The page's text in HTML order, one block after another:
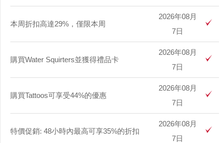
本周折扣高達29%，僅限本周
2026年08月
7日
購買Water Squirters並獲得禮品卡
2026年08月
7日
購買Tattoos可享受44%的優惠
2026年08月
7日
特價促銷: 48小時內最高可享35%的折扣
2026年08月
7日